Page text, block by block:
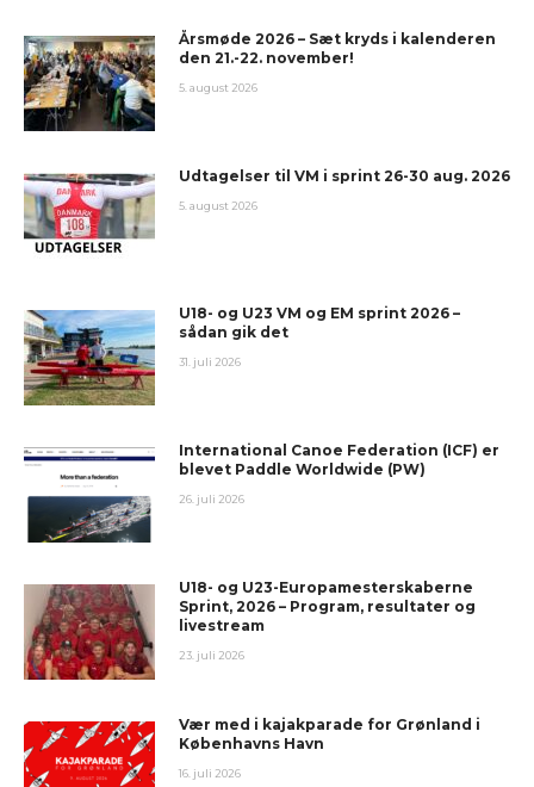
Årsmøde 2026 – Sæt kryds i kalenderen
den 21.-22. november!
5. august 2026
Udtagelser til VM i sprint 26-30 aug. 2026
5. august 2026
U18- og U23 VM og EM sprint 2026 –
sådan gik det
31. juli 2026
International Canoe Federation (ICF) er
blevet Paddle Worldwide (PW)
26. juli 2026
U18- og U23-Europamesterskaberne
Sprint, 2026 – Program, resultater og
livestream
23. juli 2026
Vær med i kajakparade for Grønland i
Københavns Havn
16. juli 2026